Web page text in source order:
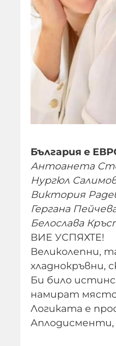
България е
Антоанета
Нургюл
Виктория
Гергана
Белослава
ВИЕ УСПЯХТЕ!
Великолепни,
хладнокръвни,
Би било
намират
Логиката е